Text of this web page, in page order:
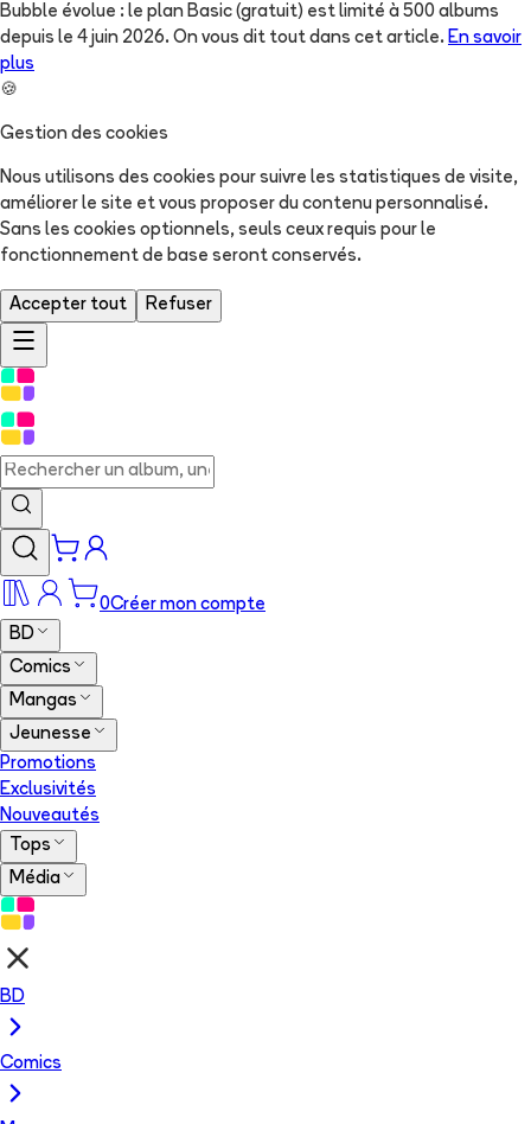
Bubble évolue : le plan Basic (gratuit) est limité à 500 albums
depuis le 4 juin 2026. On vous dit tout dans cet article. En savoir
plus
🍪
Gestion des cookies
Nous utilisons des cookies pour suivre les statistiques de visite,
améliorer le site et vous proposer du contenu personnalisé.
Sans les cookies optionnels, seuls ceux requis pour le
fonctionnement de base seront conservés.
Accepter tout Refuser
0Créer mon compte
BD
Comics
Mangas
Jeunesse
Promotions
Exclusivités
Nouveautés
Tops
Média
BD
Comics